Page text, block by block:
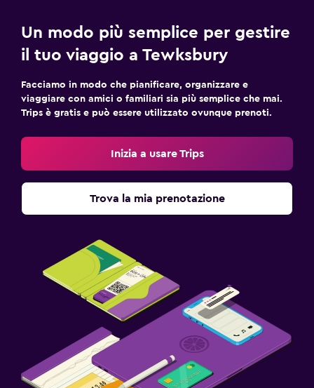
Un modo più semplice per gestire
il tuo viaggio a Tewksbury
Facciamo in modo che pianificare, organizzare e
viaggiare con amici o familiari sia più semplice che mai.
Trips è gratis e può essere utilizzato ovunque prenoti.
Inizia a usare Trips
Trova la mia prenotazione